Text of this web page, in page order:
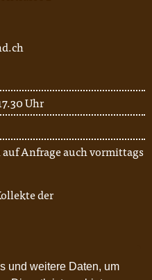
und weitere Daten, um
Uhr
Anfrage auch vormittags
der